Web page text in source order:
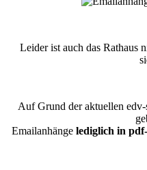
Leider ist auch das Rathaus
Auf Grund der aktuellen
Emailanhänge lediglich in